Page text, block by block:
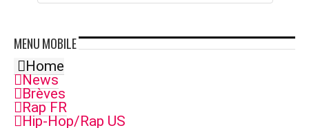
MENUMOBILE
Home
News
Brèves
Rap FR
Hip-Hop/Rap US